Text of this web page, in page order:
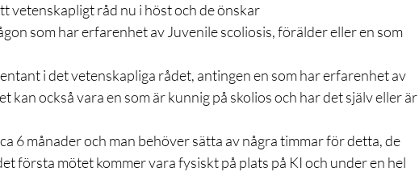
vetenskapligt råd nu i höst och de önskar
som har erfarenhet av Juvenile scoliosis, förälder eller en som
i det vetenskapliga rådet, antingen en som har erfarenhet av
kan också vara en som är kunnig på skolios och har det själv eller är
6 månader och man behöver sätta av några timmar för detta, de
första mötet kommer vara fysiskt på plats på KI och under en hel